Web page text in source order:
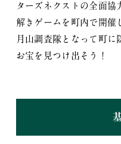
ターズネクストの全面協
解きゲームを町内で開催
月山調査隊となって町に
お宝を見つけ出そう！